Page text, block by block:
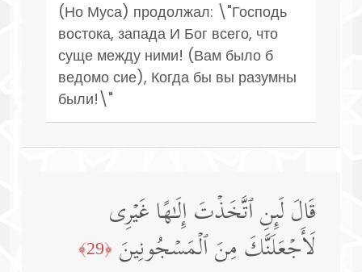
(Но Муса) продолжал: \"Господь
востока, запада И Бог всего, что
суще между ними! (Вам было б
ведомо сие), Когда бы вы разумны
были!\"
قَالَ لَىِٕنِ ٱتَّخَذۡتَ إِلَـٰهًا غَیۡرِی
لَأَجۡعَلَنَّكَ مِنَ ٱلۡمَسۡجُونِینَ ﴿29﴾